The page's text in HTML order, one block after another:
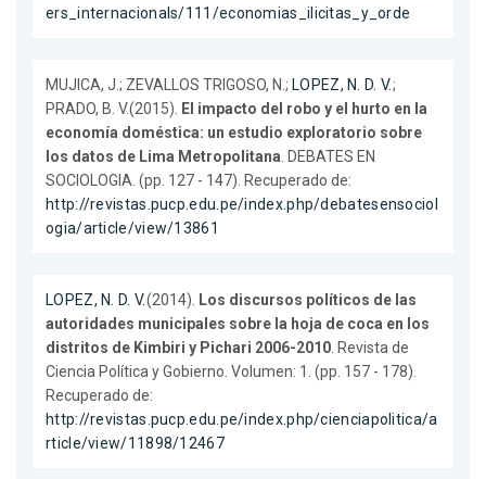
ers_internacionals/111/economias_ilicitas_y_orde
MUJICA, J.; ZEVALLOS TRIGOSO, N.; LOPEZ, N. D. V.;
PRADO, B. V.(2015). El impacto del robo y el hurto en la
economía doméstica: un estudio exploratorio sobre
los datos de Lima Metropolitana. DEBATES EN
SOCIOLOGIA. (pp. 127 - 147). Recuperado de:
http://revistas.pucp.edu.pe/index.php/debatesensociol
ogia/article/view/13861
LOPEZ, N. D. V.(2014). Los discursos políticos de las
autoridades municipales sobre la hoja de coca en los
distritos de Kimbiri y Pichari 2006-2010. Revista de
Ciencia Política y Gobierno. Volumen: 1. (pp. 157 - 178).
Recuperado de:
http://revistas.pucp.edu.pe/index.php/cienciapolitica/a
rticle/view/11898/12467